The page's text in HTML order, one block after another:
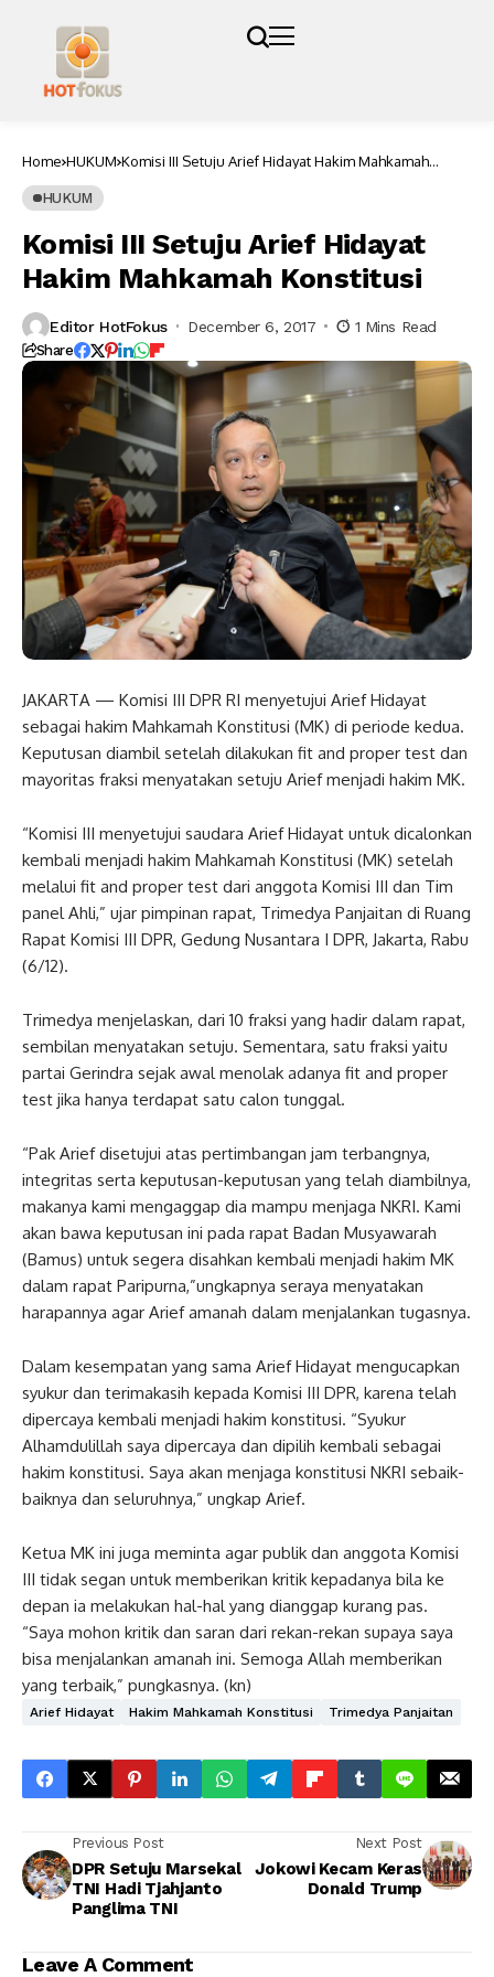
Home HUKUM Komisi III Setuju Arief Hidayat Hakim Mahkamah
HUKUM
Komisi III Setuju Arief Hidayat
Hakim Mahkamah Konstitusi
Editor HotFokus December 6, 2017 1 Mins Read
Share
JAKARTA — Komisi III DPR RI menyetujui Arief Hidayat
sebagai hakim Mahkamah Konstitusi (MK) di periode kedua.
Keputusan diambil setelah dilakukan fit and proper test dan
mayoritas fraksi menyatakan setuju Arief menjadi hakim MK.
“Komisi III menyetujui saudara Arief Hidayat untuk dicalonkan
kembali menjadi hakim Mahkamah Konstitusi (MK) setelah
melalui fit and proper test dari anggota Komisi III dan Tim
panel Ahli,” ujar pimpinan rapat, Trimedya Panjaitan di Ruang
Rapat Komisi III DPR, Gedung Nusantara I DPR, Jakarta, Rabu
(6/12).
Trimedya menjelaskan, dari 10 fraksi yang hadir dalam rapat,
sembilan menyatakan setuju. Sementara, satu fraksi yaitu
partai Gerindra sejak awal menolak adanya fit and proper
test jika hanya terdapat satu calon tunggal.
“Pak Arief disetujui atas pertimbangan jam terbangnya,
integritas serta keputusan-keputusan yang telah diambilnya,
makanya kami mengaggap dia mampu menjaga NKRI. Kami
akan bawa keputusan ini pada rapat Badan Musyawarah
(Bamus) untuk segera disahkan kembali menjadi hakim MK
dalam rapat Paripurna,”ungkapnya seraya menyatakan
harapannya agar Arief amanah dalam menjalankan tugasnya.
Dalam kesempatan yang sama Arief Hidayat mengucapkan
syukur dan terimakasih kepada Komisi III DPR, karena telah
dipercaya kembali menjadi hakim konstitusi. “Syukur
Alhamdulillah saya dipercaya dan dipilih kembali sebagai
hakim konstitusi. Saya akan menjaga konstitusi NKRI sebaik-
baiknya dan seluruhnya,” ungkap Arief.
Ketua MK ini juga meminta agar publik dan anggota Komisi
III tidak segan untuk memberikan kritik kepadanya bila ke
depan ia melakukan hal-hal yang dianggap kurang pas.
“Saya mohon kritik dan saran dari rekan-rekan supaya saya
bisa menjalankan amanah ini. Semoga Allah memberikan
yang terbaik,” pungkasnya. (kn)
Arief Hidayat Hakim Mahkamah Konstitusi Trimedya Panjaitan
Previous Post
DPR Setuju Marsekal
TNI Hadi Tjahjanto
Panglima TNI
Next Post
Jokowi Kecam Keras
Donald Trump
Leave A Comment